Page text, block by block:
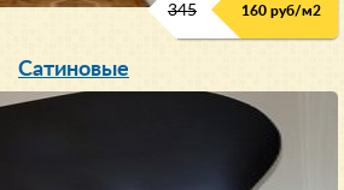
345 160 руб/м2
Сатиновые